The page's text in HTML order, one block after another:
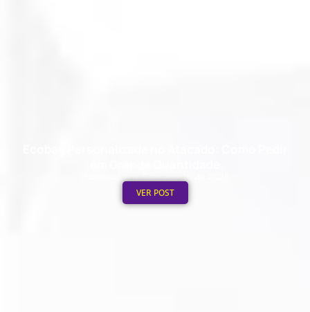
Publicado em: 6 de agosto de 2026
VER POST